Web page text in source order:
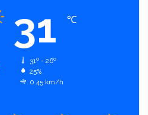
31 ℃
31º - 26º
25%
0.45 km/h